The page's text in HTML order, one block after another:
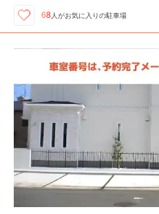
68 人がお気に入りの駐車場